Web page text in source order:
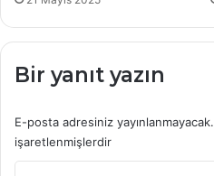
Bir yanıt yazın
E-posta adresiniz yayınlanmayacak.
işaretlenmişlerdir